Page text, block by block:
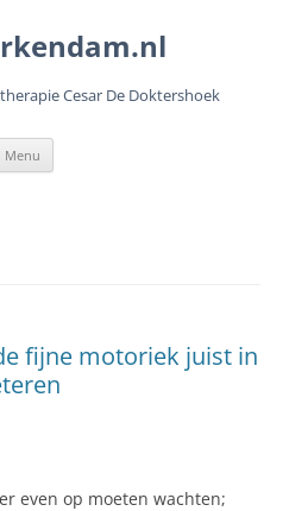
Cesar De Doktershoek
Menu
fijne motoriek juist in
even op moeten wachten;